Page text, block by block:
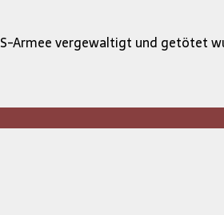
Armee vergewaltigt und getötet